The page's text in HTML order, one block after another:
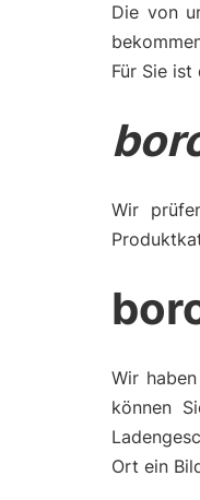
Die von
Für Sie
Wir
Wir
können
Ort ein